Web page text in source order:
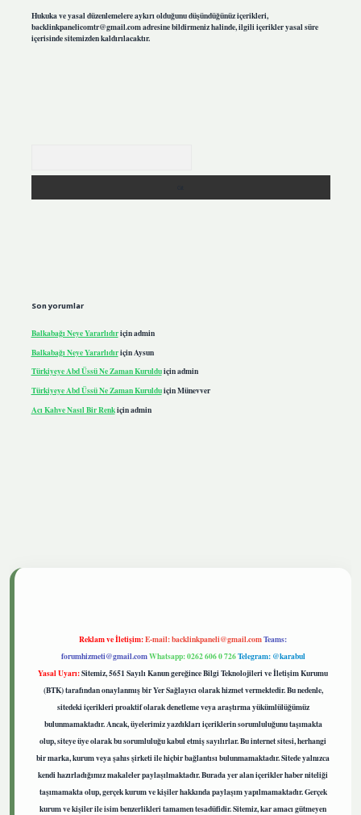
Hukuka ve yasal düzenlemelere aykırı olduğunu düşündüğünüz içerikleri,
backlinkpanelicomtr@gmail.comadresine bildirmeniz halinde, ilgili içerikler yasal süre
içerisinde sitemizden kaldırılacaktır.
Son yorumlar
Balkabağı Neye Yararlıdıriçinadmin
Balkabağı Neye Yararlıdıriçin Aysun
Türkiyeye Abd Üssü Ne Zaman Kurulduiçinadmin
Türkiyeye Abd Üssü Ne Zaman KurulduiçinMünevver
Acı Kahve Nasıl Bir Renkiçinadmin
Reklam ve İletişim:E-mail:backlinkpaneli@gmail.comTeams:
forumhizmeti@gmail.comWhatsapp: 0262 606 0 726Telegram: @karabul
Yasal Uyarı:Sitemiz, 5651 Sayılı Kanun gereğince Bilgi Teknolojileri ve İletişim Kurumu
(BTK) tarafından onaylanmış bir Yer Sağlayıcı olarak hizmet vermektedir. Bu nedenle,
sitedeki içerikleri proaktif olarak denetleme veya araştırma yükümlülüğümüz
bulunmamaktadır. Ancak, üyelerimiz yazdıkları içeriklerin sorumluluğunu taşımakta
olup, siteye üye olarak bu sorumluluğu kabul etmiş sayılırlar. Bu internet sitesi, herhangi
bir marka, kurum veya şahıs şirketi ile hiçbir bağlantısı bulunmamaktadır. Sitede yalnızca
kendi hazırladığımız makaleler paylaşılmaktadır. Burada yer alan içerikler haber niteliği
taşımamakta olup, gerçek kurum ve kişiler hakkında paylaşım yapılmamaktadır. Gerçek
kurum ve kişiler ile isim benzerlikleri tamamen tesadüfidir. Sitemiz, kar amacı gütmeyen